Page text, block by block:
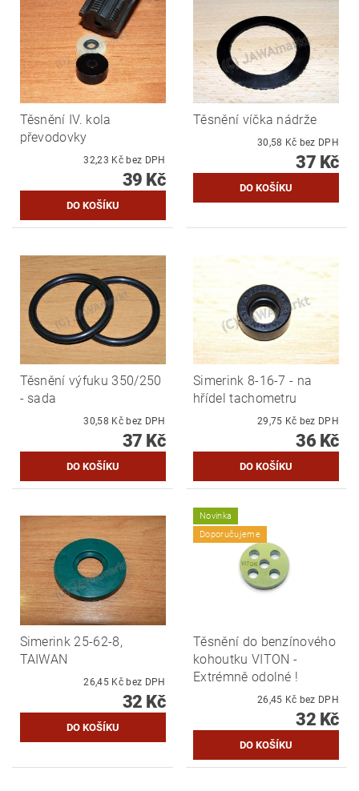
Těsnění IV. kola
převodovky
32,23 Kč bez DPH
39 Kč
Těsnění víčka nádrže
30,58 Kč bez DPH
37 Kč
Těsnění výfuku 350/250
- sada
30,58 Kč bez DPH
37 Kč
Simerink 8-16-7 - na
hřídel tachometru
29,75 Kč bez DPH
36 Kč
Simerink 25-62-8,
TAIWAN
26,45 Kč bez DPH
32 Kč
Novinka
Doporučujeme
Těsnění do benzínového
kohoutku VITON -
Extrémně odolné !
26,45 Kč bez DPH
32 Kč